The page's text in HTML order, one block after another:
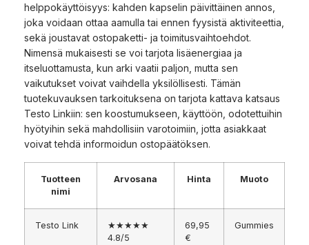
helppokäyttöisyys: kahden kapselin päivittäinen annos,
joka voidaan ottaa aamulla tai ennen fyysistä aktiviteettia,
sekä joustavat ostopaketti- ja toimitusvaihtoehdot.
Nimensä mukaisesti se voi tarjota lisäenergiaa ja
itseluottamusta, kun arki vaatii paljon, mutta sen
vaikutukset voivat vaihdella yksilöllisesti. Tämän
tuotekuvauksen tarkoituksena on tarjota kattava katsaus
Testo Linkiin: sen koostumukseen, käyttöön, odotettuihin
hyötyihin sekä mahdollisiin varotoimiin, jotta asiakkaat
voivat tehdä informoidun ostopäätöksen.
Tuotteen
nimi
Arvosana Hinta Muoto
Testo Link
★★★★★
4.8/5
69,95
€
Gummies